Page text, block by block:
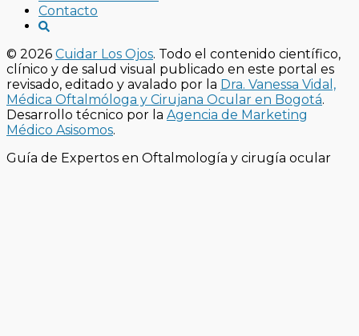
Contacto
© 2026 Cuidar Los Ojos. Todo el contenido científico,
clínico y de salud visual publicado en este portal es
revisado, editado y avalado por la Dra. Vanessa Vidal,
Médica Oftalmóloga y Cirujana Ocular en Bogotá.
Desarrollo técnico por la Agencia de Marketing
Médico Asisomos.
Guía de Expertos en Oftalmología y cirugía ocular